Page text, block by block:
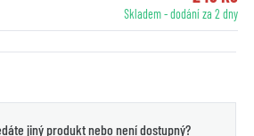
Skladem - dodání za 2 dny
jiný produkt nebo není dostupný?